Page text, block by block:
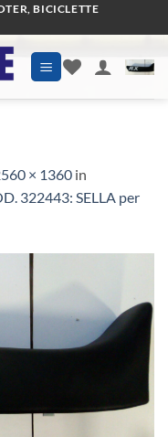
BICICLETTE
× 1360 in
322443: SELLA per